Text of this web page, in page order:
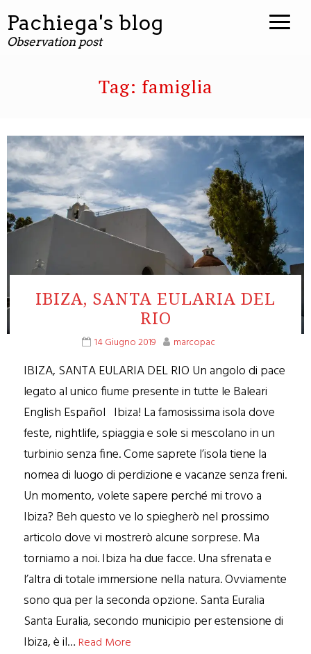
contenuto
Pachiega's blog
Observation post
Tag: famiglia
IBIZA, SANTA EULARIA DEL
RIO
14 Giugno 2019 marcopac
IBIZA, SANTA EULARIA DEL RIO Un angolo di pace
legato al unico fiume presente in tutte le Baleari
English Español Ibiza! La famosissima isola dove
feste, nightlife, spiaggia e sole si mescolano in un
turbinio senza fine. Come saprete l’isola tiene la
nomea di luogo di perdizione e vacanze senza freni.
Un momento, volete sapere perché mi trovo a
Ibiza? Beh questo ve lo spiegherò nel prossimo
articolo dove vi mostrerò alcune sorprese. Ma
torniamo a noi. Ibiza ha due facce. Una sfrenata e
l’altra di totale immersione nella natura. Ovviamente
sono qua per la seconda opzione. Santa Euralia
Santa Euralia, secondo municipio per estensione di
Ibiza, è il… Read More